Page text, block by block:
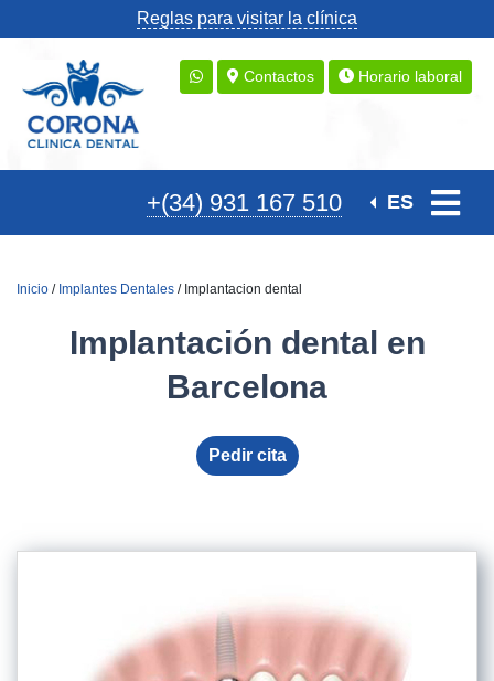
Reglas para visitar la clínica
Contactos Horario laboral
+(34) 931 167 510 ES
Inicio / Implantes Dentales / Implantacion dental
Implantación dental en
Barcelona
Pedir cita